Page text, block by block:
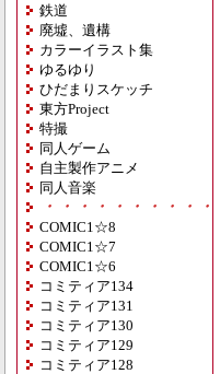
鉄道
廃墟、遺構
カラーイラスト集
ゆるゆり
ひだまりスケッチ
東方Project
特撮
同人ゲーム
自主製作アニメ
同人音楽
・・・・・・・・・
COMIC1☆8
COMIC1☆7
COMIC1☆6
コミティア134
コミティア131
コミティア130
コミティア129
コミティア128